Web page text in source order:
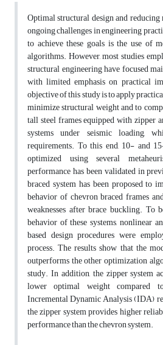
Optimal structural design and
ongoing challenges in engineering
to achieve these goals is the use of
algorithms. However, most studies
structural engineering have focused
with limited emphasis on practical
objective of this study is to apply
minimize structural weight and to
tall steel frames equipped with zipper
systems under seismic loading,
requirements. To this end, 10- and
optimized using several
performance has been validated in
braced system has been proposed to
behavior of chevron braced frames
weaknesses after brace buckling. To
behavior of these systems, nonlinear
based design procedures were
process. The results show that the
outperforms the other optimization
study. In addition, the zipper system
lower optimal weight compared
Incremental Dynamic Analysis (IDA)
the zipper system provides higher
performance than the chevron system.